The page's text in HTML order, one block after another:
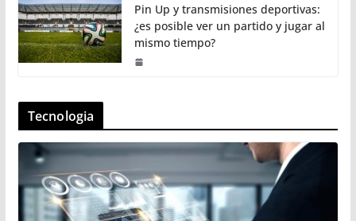
Pin Up y transmisiones deportivas:
¿es posible ver un partido y jugar al
mismo tiempo?
Tecnologia